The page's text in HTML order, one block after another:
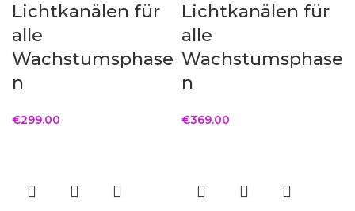
Lichtkanälen für
alle
Wachstumsphase
n
€299.00
Lichtkanälen für
alle
Wachstumsphase
n
€369.00